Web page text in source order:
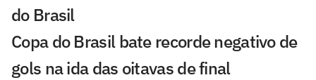
do Brasil
Copa do Brasil bate recorde negativo de
gols na ida das oitavas de final